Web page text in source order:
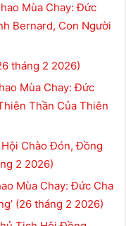
Mùa Chay: Đức
Bernard, Con Người
tháng 2 2026)
Mùa Chay: Đức
Thần Của Thiên
Chào Đón, Đồng
2 2026)
Mùa Chay: Đức Cha
(26 tháng 2 2026)